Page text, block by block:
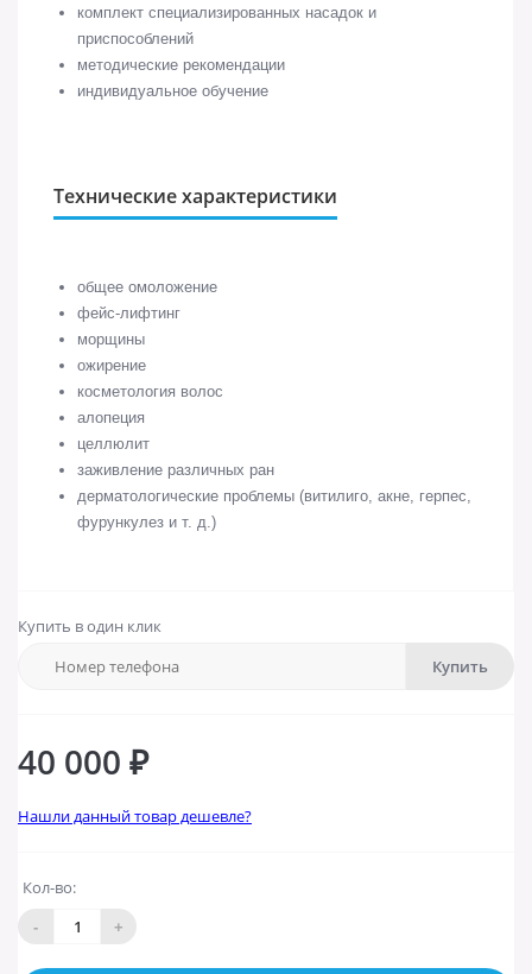
комплект специализированных насадок и
приспособлений
методические рекомендации
индивидуальное обучение
Технические характеристики
общее омоложение
фейс-лифтинг
морщины
ожирение
косметология волос
алопеция
целлюлит
заживление различных ран
дерматологические проблемы (витилиго, акне, герпес,
фурункулез и т. д.)
Купить в один клик
Купить
40 000 ₽
Нашли данный товар дешевле?
Кол-во:
- +